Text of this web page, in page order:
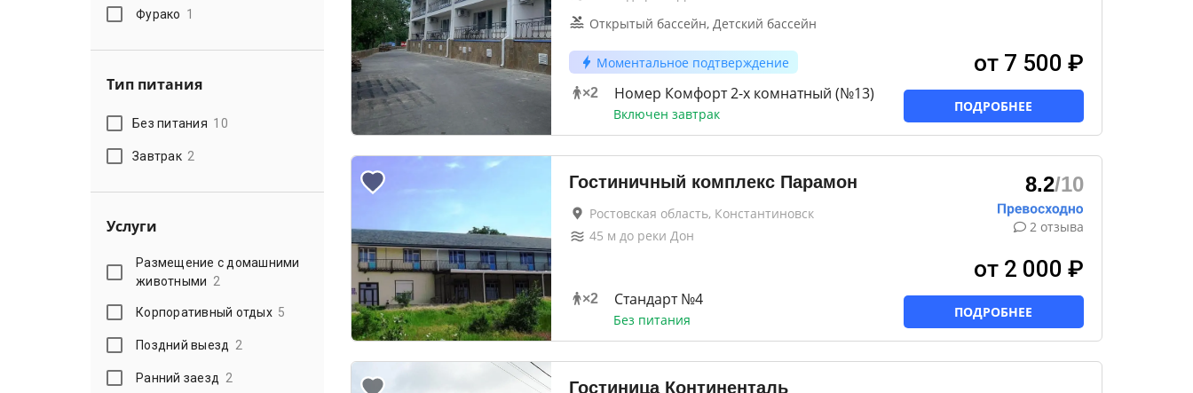
Фурако 1
Тип питания
Без питания 10
Завтрак 2
Услуги
Размещение с домашними
животными 2
Корпоративный отдых 5
Поздний выезд 2
Ранний заезд 2
Открытый бассейн, Детский бассейн
Моментальное подтверждение
×2 Номер Комфорт 2-х комнатный (№13)
Включен завтрак
от 7 500 ₽
ПОДРОБНЕЕ
Гостиничный комплекс Парамон
Ростовская область, Константиновск
45 м до реки Дон
×2 Стандарт №4
Без питания
8.2/10
2 отзыва
от 2 000 ₽
ПОДРОБНЕЕ
Гостиница Континенталь